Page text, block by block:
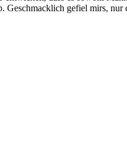
Geschmacklich gefiel mirs, nur